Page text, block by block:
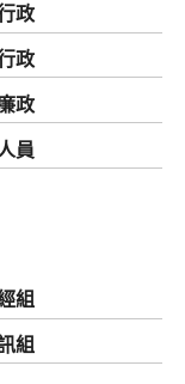
政
政
政
員
組
組